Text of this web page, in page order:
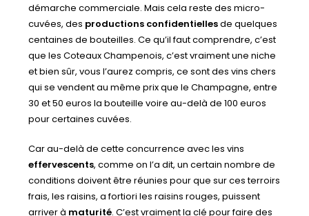
démarche commerciale. Mais cela reste des micro-
cuvées, des productions confidentiellesde quelques
centaines de bouteilles. Ce qu’il faut comprendre, c’est
que les Coteaux Champenois, c’est vraiment une niche
et bien sûr, vous l’aurez compris, ce sont des vins chers
qui se vendent au même prix que le Champagne, entre
30 et 50 euros la bouteille voire au-delà de 100 euros
pour certaines cuvées.
Car au-delà de cette concurrence avec les vins
effervescents, comme on l’a dit, un certain nombre de
conditions doivent être réunies pour que sur ces terroirs
frais, les raisins, a fortiori les raisins rouges, puissent
arriver à maturité. C’est vraiment la clé pour faire des